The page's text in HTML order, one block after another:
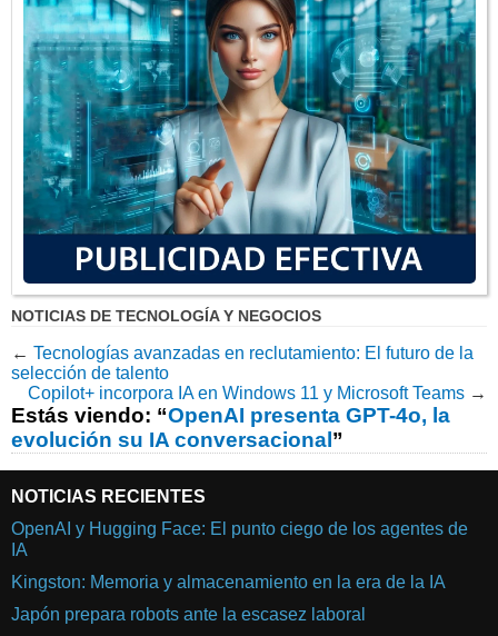
NOTICIAS DE TECNOLOGÍA Y NEGOCIOS
← Tecnologías avanzadas en reclutamiento: El futuro de la
selección de talento
Copilot+ incorpora IA en Windows 11 y Microsoft Teams →
Estás viendo: “OpenAI presenta GPT-4o, la
evolución su IA conversacional ”
NOTICIAS RECIENTES
OpenAI y Hugging Face: El punto ciego de los agentes de
IA
Kingston: Memoria y almacenamiento en la era de la IA
Japón prepara robots ante la escasez laboral